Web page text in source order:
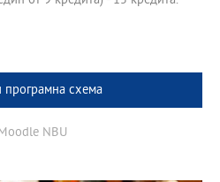
програмна схема
NBU